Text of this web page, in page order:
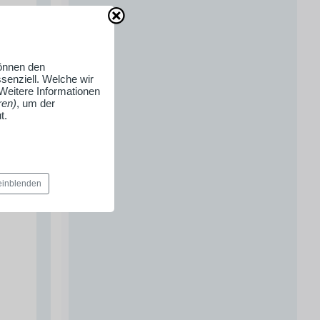
den
Welche wir
Informationen
, um der